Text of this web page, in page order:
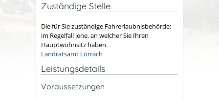
Zuständige Stelle
Die für Sie zuständige Fahrerlaubnisbehörde;
im Regelfall jene, an welcher Sie Ihren
Hauptwohnsitz haben.
Landratsamt Lörrach
Leistungsdetails
Voraussetzungen